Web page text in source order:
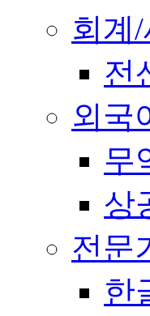
회계
전
외국
무
상
전문
한